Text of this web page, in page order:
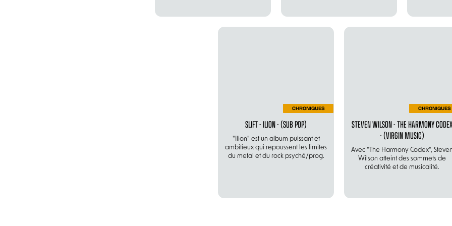
CHRONIQUES
SLIFT - ILION - (SUB POP)
"Ilion" est un album puissant et
ambitieux qui repoussent les limites
du metal et du rock psyché/prog.
CHRONIQUES
STEVEN WILSON - THE HARMONY CODEX
- (VIRGIN MUSIC)
Avec "The Harmony Codex",
Wilson atteint des sommets de
créativité et de musicalité.